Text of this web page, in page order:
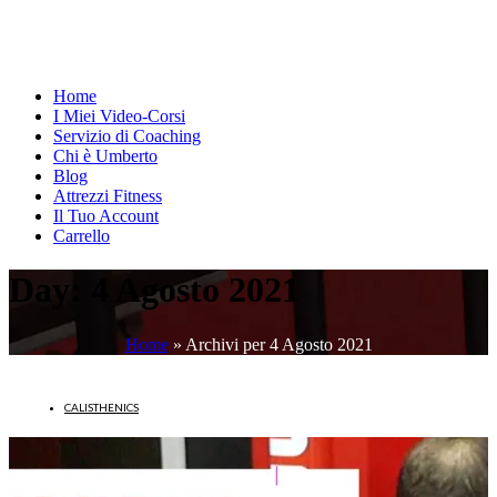
Home
I Miei Video-Corsi
Servizio di Coaching
Chi è Umberto
Blog
Attrezzi Fitness
Il Tuo Account
Carrello
Day: 4 Agosto 2021
Home» Archivi per 4 Agosto 2021
CALISTHENICS